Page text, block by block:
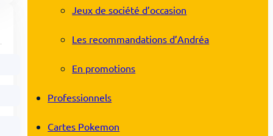
Jeux de société d’occasion
Les recommandations d’Andréa
En promotions
Professionnels
Cartes Pokemon